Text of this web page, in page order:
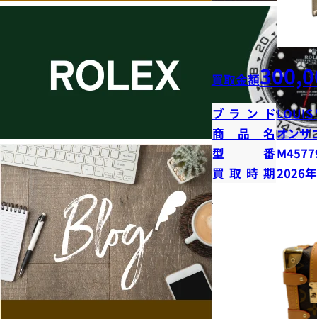
買取金額
ブランドLOUIS
商品名オンザ
型番
買取時期2026